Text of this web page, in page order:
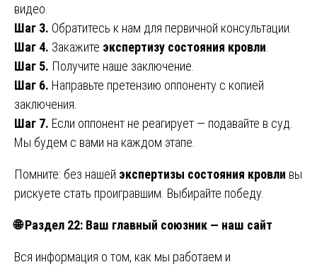
видео.
Шаг 3. Обратитесь к нам для первичной консультации.
Шаг 4. Закажите экспертизу состояния кровли
Шаг 5. Получите наше заключение.
Шаг 6. Направьте претензию оппоненту с копией
заключения.
Шаг 7. Если оппонент не реагирует — подавайте в суд.
Мы будем с вами на каждом этапе.
Помните: без нашей экспертизы состояния кровли вы
рискуете стать проигравшим. Выбирайте победу.
🌐Раздел 22: Ваш главный союзник — наш сайт
Вся информация о том, как мы работаем и